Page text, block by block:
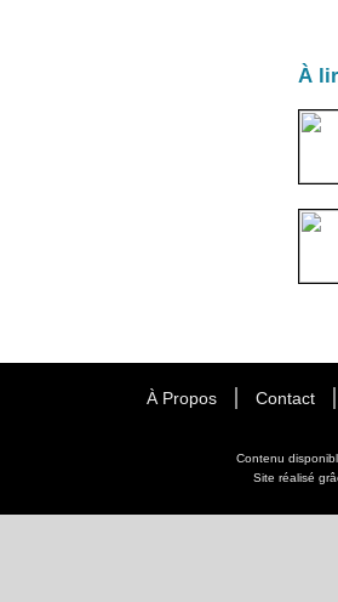
À
À Propos Contact
Contenu
Site réalisé